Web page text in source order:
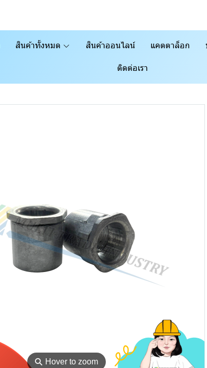
สินค้าทั้งหมด สินค้าออนไลน์ แคตตาล็อก
ติดต่อเรา
⚲ Hover to zoom